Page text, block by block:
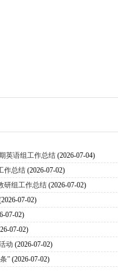
英语组工作总结 (2026-07-04)
作总结 (2026-07-02)
研组工作总结 (2026-07-02)
07-02)
07-02)
07-02)
动 (2026-07-02)
” (2026-07-02)